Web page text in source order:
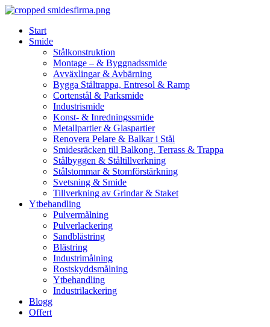
Skip
contentStart
Smide
Stålkonstruktion
Montage – & Byggnadssmide
Avväxlingar & Avbärning
Bygga Ståltrappa, Entresol & Ramp
Cortenstål & Parksmide
Industrismide
Konst- & Inredningssmide
Metallpartier & Glaspartier
Renovera Pelare & Balkar i Stål
Smidesräcken till Balkong, Terrass & Trappa
Stålbyggen & Ståltillverkning
Stålstommar & Stomförstärkning
Svetsning & Smide
Tillverkning av Grindar & Staket
Ytbehandling
Pulvermålning
Pulverlackering
Sandblästring
Blästring
Industrimålning
Rostskyddsmålning
Ytbehandling
Industrilackering
Blogg
Offert